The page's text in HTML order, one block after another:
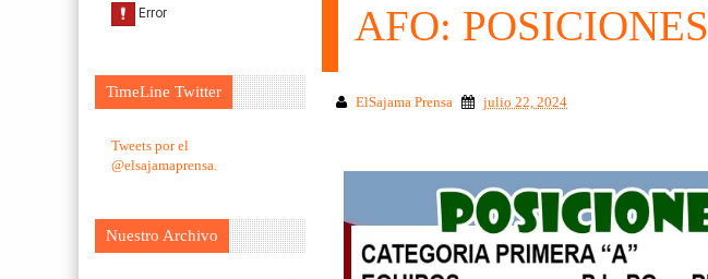
TimeLine Twitter
Tweets por el
@elsajamaprensa.
Nuestro Archivo
AFO: POSICIONES
ElSajama Prensa julio 22, 2024